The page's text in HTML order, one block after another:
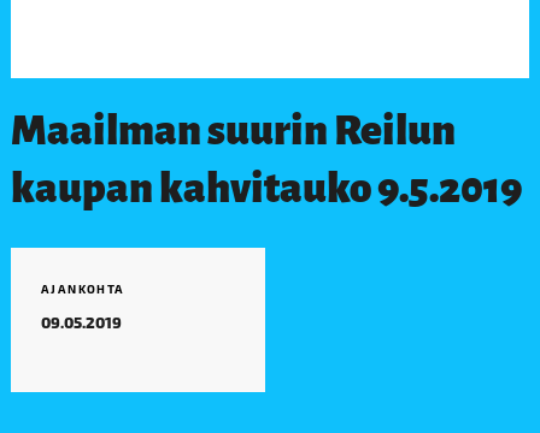
Maailman suurin Reilun
kaupan kahvitauko 9.5.2019
AJANKOHTA
09.05.2019